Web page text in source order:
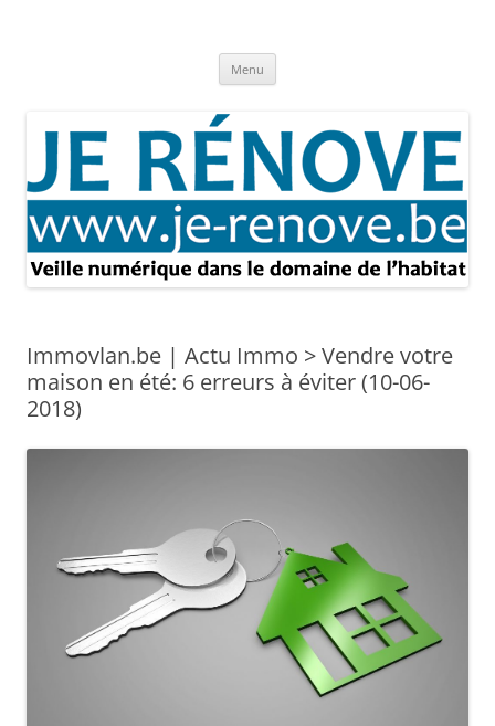
Menu
Immovlan.be | Actu Immo > Vendre votre
maison en été: 6 erreurs à éviter (10-06-
2018)